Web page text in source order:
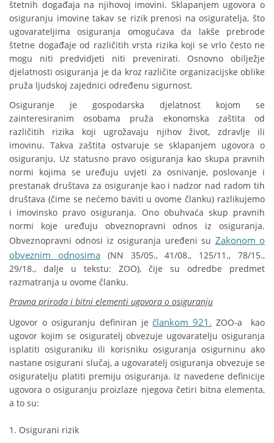
štetnih događaja na njihovoj imovini. Sklapanjem ugovora o
osiguranju imovine takav se rizik prenosi na osiguratelja, što
ugovarateljima osiguranja omogućava da lakše prebrode
štetne događaje od različitih vrsta rizika koji se vrlo često ne
mogu niti predvidjeti niti prevenirati. Osnovno obilježje
djelatnosti osiguranja je da kroz različite organizacijske oblike
pruža ljudskoj zajednici određenu sigurnost.
Osiguranje je gospodarska djelatnost kojom se
zainteresiranim osobama pruža ekonomska zaštita od
različitih rizika koji ugrožavaju njihov život, zdravlje ili
imovinu. Takva zaštita ostvaruje se sklapanjem ugovora o
osiguranju. Uz statusno pravo osiguranja kao skupa pravnih
normi kojima se uređuju uvjeti za osnivanje, poslovanje i
prestanak društava za osiguranje kao i nadzor nad radom tih
društava (čime se nećemo baviti u ovome članku) razlikujemo
i imovinsko pravo osiguranja. Ono obuhvaća skup pravnih
normi koje uređuju obveznopravni odnos iz osiguranja.
Obveznopravni odnosi iz osiguranja uređeni su Zakonom o
obveznim odnosima(NN 35/05., 41/08., 125/11., 78/15.,
29/18., dalje u tekstu: ZOO), čije su odredbe predmet
razmatranja u ovome članku.
Pravna priroda i bitni elementi ugovora o osiguranju
Ugovor o osiguranju definiran je člankom 921. ZOO-a kao
ugovor kojim se osiguratelj obvezuje ugovaratelju osiguranja
isplatiti osiguraniku ili korisniku osiguranja osigurninu ako
nastane osigurani slučaj, a ugovaratelj osiguranja obvezuje se
osiguratelju platiti premiju osiguranja. Iz navedene definicije
ugovora o osiguranju proizlaze njegova četiri bitna elementa,
a to su:
1. Osigurani rizik